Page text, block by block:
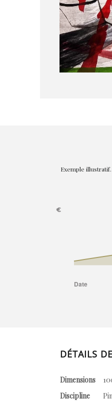
Exemple
DÉTAILS
Dimensions
Discipline